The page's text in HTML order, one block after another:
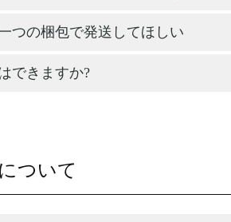
つの梱包で発送してほしい
できますか?
ついて